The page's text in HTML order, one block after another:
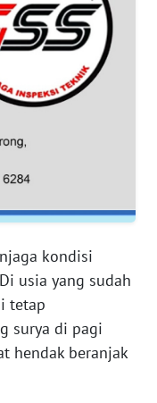
kondisi
usia yang sudah
tetap
surya di pagi
hendak beranjak